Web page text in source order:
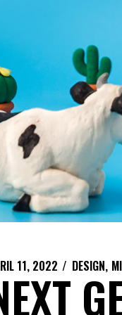
11, 2022 DESIGN